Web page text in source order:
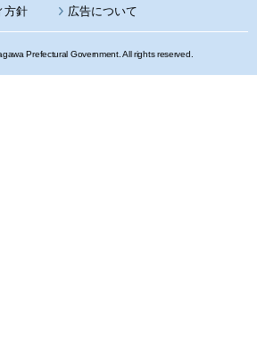
方針 広告について
Prefectural Government. All rights reserved.